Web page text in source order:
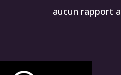
aucun rapport